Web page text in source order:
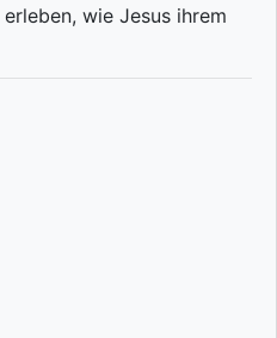
wie Jesus ihrem